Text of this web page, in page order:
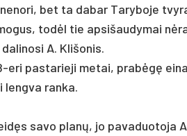
bet ta da­bar Ta­ry­bo­je
todėl tie ap­si­šau­dy­mai
A. Kli­šo­nis.
eri pa­sta­rie­ji me­tai, pra­bėgę
leng­va ran­ka.
sa­vo planų, jo pa­va­duo­to­ja